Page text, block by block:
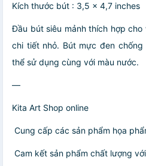
Kích thước bút : 3,5 x 4,7 inches
Đầu bút siêu mảnh thích hợp
chi tiết nhỏ. Bút mực đen
thể sử dụng cùng với màu nước.
—
Kita Art Shop online
Cung cấp các sản phẩm họa
Cam kết sản phẩm chất lượng